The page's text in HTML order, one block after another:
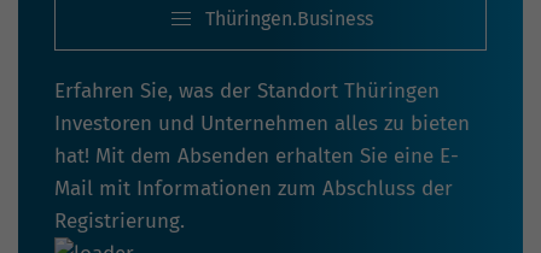
Thüringen.Business
Erfahren Sie, was der Standort Thüringen
Investoren und Unternehmen alles zu bieten
hat! Mit dem Absenden erhalten Sie eine E-
Mail mit Informationen zum Abschluss der
Registrierung.